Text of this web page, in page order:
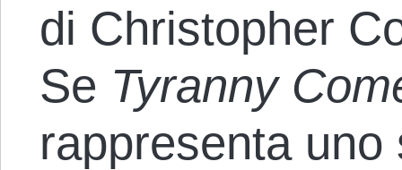
di Christopher
Se Tyranny
rappresenta uno